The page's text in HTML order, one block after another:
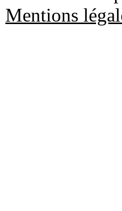
Mentions